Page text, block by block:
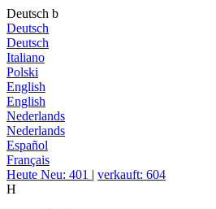
Deutsch b
Deutsch
Deutsch
Italiano
Polski
English
English
Nederlands
Nederlands
Español
Français
Heute Neu: 401 | verkauft: 604
H